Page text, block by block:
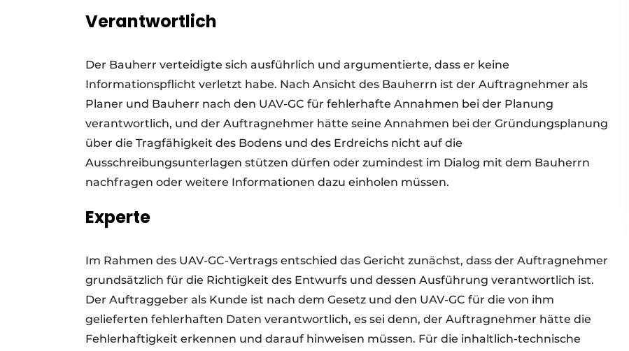
Verantwortlich
Der Bauherr verteidigte sich ausführlich und argumentierte, dass er keine
Informationspflicht verletzt habe. Nach Ansicht des Bauherrn ist der Auftragnehmer als
Planer und Bauherr nach den UAV-GC für fehlerhafte Annahmen bei der Planung
verantwortlich, und der Auftragnehmer hätte seine Annahmen bei der Gründungsplanung
über die Tragfähigkeit des Bodens und des Erdreichs nicht auf die
Ausschreibungsunterlagen stützen dürfen oder zumindest im Dialog mit dem Bauherrn
nachfragen oder weitere Informationen dazu einholen müssen.
Experte
Im Rahmen des UAV-GC-Vertrags entschied das Gericht zunächst, dass der Auftragnehmer
grundsätzlich für die Richtigkeit des Entwurfs und dessen Ausführung verantwortlich ist.
Der Auftraggeber als Kunde ist nach dem Gesetz und den UAV-GC für die von ihm
gelieferten fehlerhaften Daten verantwortlich, es sei denn, der Auftragnehmer hätte die
Fehlerhaftigkeit erkennen und darauf hinweisen müssen. Für die inhaltlich-technische